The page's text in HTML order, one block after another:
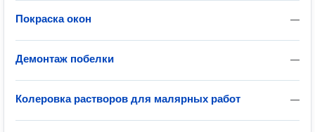
—
Покраска окон
—
Демонтаж побелки
—
Колеровка растворов для малярных работ